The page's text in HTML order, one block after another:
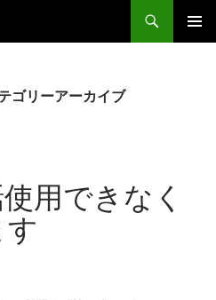
ゴリーアーカイブ
用できなく